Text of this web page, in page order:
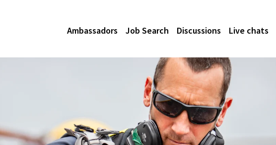
Ambassadors Job Search Discussions Live chats